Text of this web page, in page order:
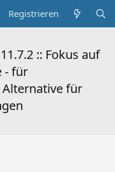
Registrieren
:: Fokus auf
- für
Alternative für